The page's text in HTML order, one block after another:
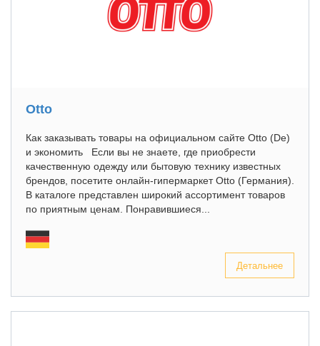
Otto
Как заказывать товары на официальном сайте Otto (De)
и экономить Если вы не знаете, где приобрести
качественную одежду или бытовую технику известных
брендов, посетите онлайн-гипермаркет Otto (Германия).
В каталоге представлен широкий ассортимент товаров
по приятным ценам. Понравившиеся...
Детальнее